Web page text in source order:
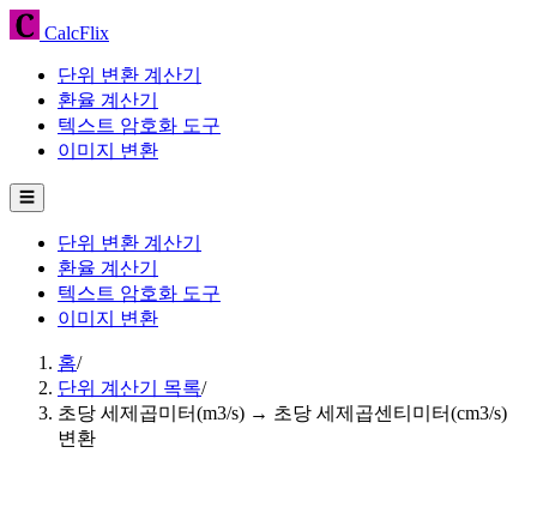
CalcFlix
단위 변환 계산기
환율 계산기
텍스트 암호화 도구
이미지 변환
☰
단위 변환 계산기
환율 계산기
텍스트 암호화 도구
이미지 변환
홈/
단위 계산기 목록/
초당 세제곱미터(m3/s) → 초당 세제곱센티미터(cm3/s)
변환